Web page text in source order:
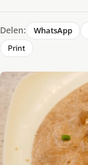
Delen: WhatsApp
Print